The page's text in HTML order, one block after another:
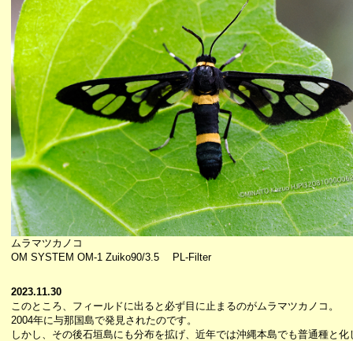
ムラマツカノコ
OM SYSTEM OM-1 Zuiko90/3.5 PL-Filter
2023.11.30
このところ、フィールドに出ると必ず目に止まるのがムラマツカノコ。
2004年に与那国島で発見されたのです。
しかし、その後石垣島にも分布を拡げ、近年では沖縄本島でも普通種と化